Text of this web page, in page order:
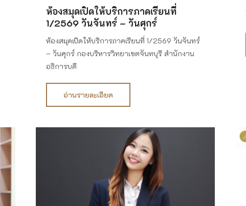
ห้องสมุดเปิดให้บริการภาคเรียนที่
1/2569 วันจันทร์ – วันศุกร์
ห้องสมุดเปิดให้บริการภาคเรียนที่ 1/2569 วันจันทร์
– วันศุกร์ กองบริหารวิทยาเขตจันทบุรี สำนักงาน
อธิการบดี
อ่านรายละเอียด